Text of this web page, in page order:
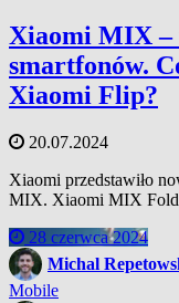
Xiaomi MIX –
smartfonów.
Xiaomi Flip?
20.07.2024
Xiaomi przedstawiło
MIX. Xiaomi MIX
28 czerwca 2024
Michal
Mobile